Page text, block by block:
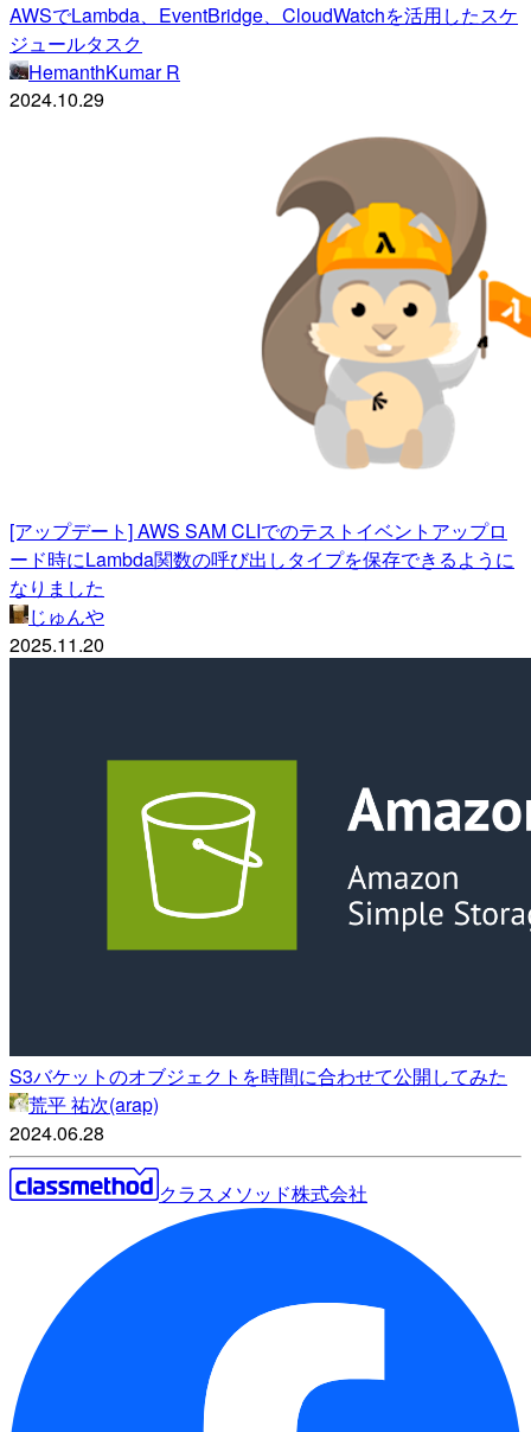
AWSでLambda、EventBridge、CloudWatchを活用したスケ
ジュールタスク
HemanthKumar R
2024.10.29
[アップデート] AWS SAM CLIでのテストイベントアップロ
ード時にLambda関数の呼び出しタイプを保存できるように
なりました
じゅんや
2025.11.20
S3バケットのオブジェクトを時間に合わせて公開してみた
荒平 祐次(arap)
2024.06.28
クラスメソッド株式会社